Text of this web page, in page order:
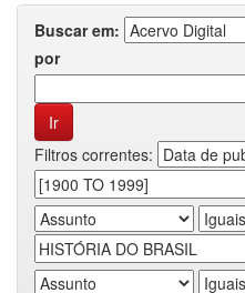
Buscar em:
por
Filtros correntes: